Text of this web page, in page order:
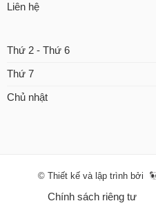
Liên hệ
Thứ 2 - Thứ 6
Thứ 7
Chủ nhật
© Thiết kế và lập trình bởi
Chính sách riêng tư